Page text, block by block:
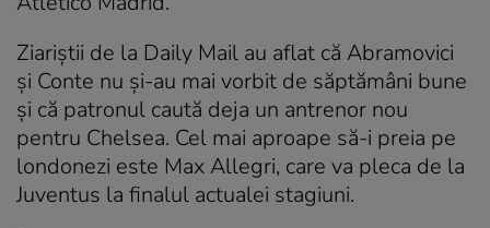
Ziariştii de la Daily Mail au aflat că Abramovici
şi Conte nu şi-au mai vorbit de săptămâni bune
şi că patronul caută deja un antrenor nou
pentru Chelsea. Cel mai aproape să-i preia pe
londonezi este Max Allegri, care va pleca de la
Juventus la finalul actualei stagiuni.